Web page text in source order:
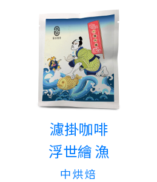
濾掛咖啡
浮世繪 漁
中烘焙